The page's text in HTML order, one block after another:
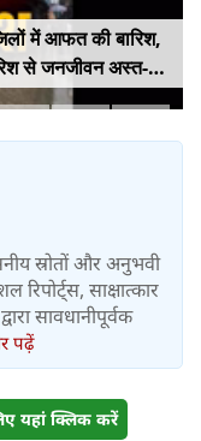
से जनजीवन अस्त-
नाले उफान पर,
स्रोतों और अनुभवी
रिपोर्ट्स, साक्षात्कार
सावधानीपूर्वक
पढ़ें
यहां क्लिक करें